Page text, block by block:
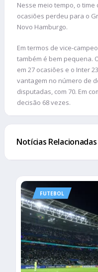
Nesse meio tempo, o
ocasiões perdeu para o
Novo Hamburgo.
Em termos de vice-
também é bem pequena.
em 27 ocasiões e o Inter
vantagem no número de
disputadas, com 70. Em
decisão 68 vezes.
Notícias Relacionadas
FUTEBOL